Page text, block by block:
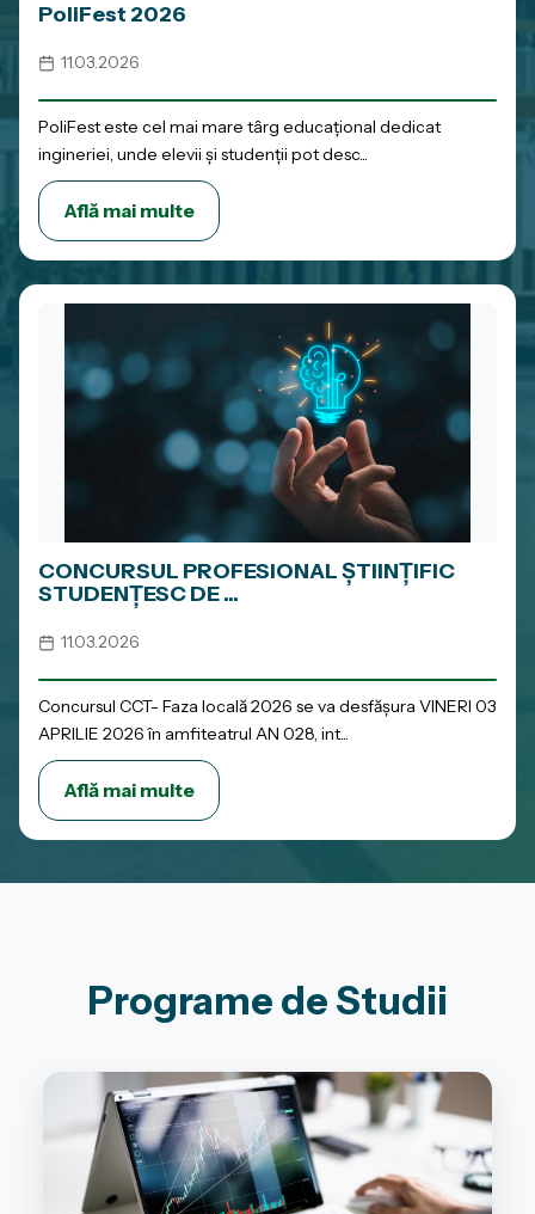
PoliFest 2026
11.03.2026
PoliFest este cel mai mare târg educațional dedicat
ingineriei, unde elevii și studenții pot desc...
Află mai multe
CONCURSUL PROFESIONAL ȘTIINȚIFIC
STUDENȚESC DE ...
11.03.2026
Concursul CCT- Faza locală 2026 se va desfășura VINERI 03
APRILIE 2026 în amfiteatrul AN 028, int...
Află mai multe
Programe de Studii